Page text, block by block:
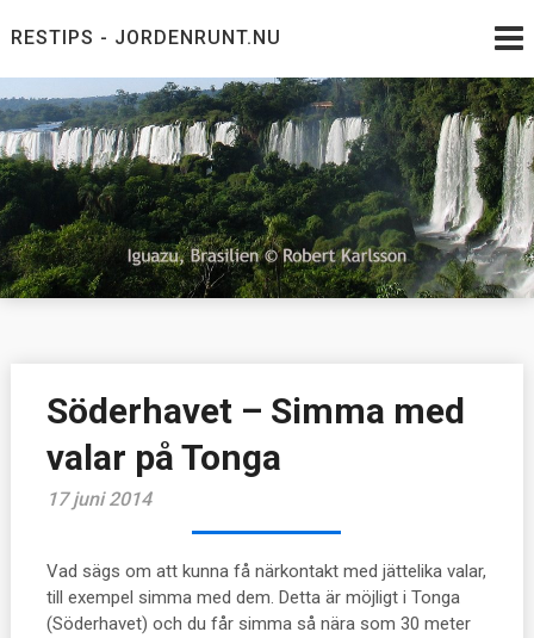
toRESTIPS - JORDENRUNT.NU
Jordenrunt.nu
Tusen Restips från hela världen
Söderhavet – Simma med
valar på Tonga
17 juni 2014
Vad sägs om att kunna få närkontakt med jättelika valar,
till exempel simma med dem. Detta är möjligt i Tonga
(Söderhavet) och du får simma så nära som 30 meter